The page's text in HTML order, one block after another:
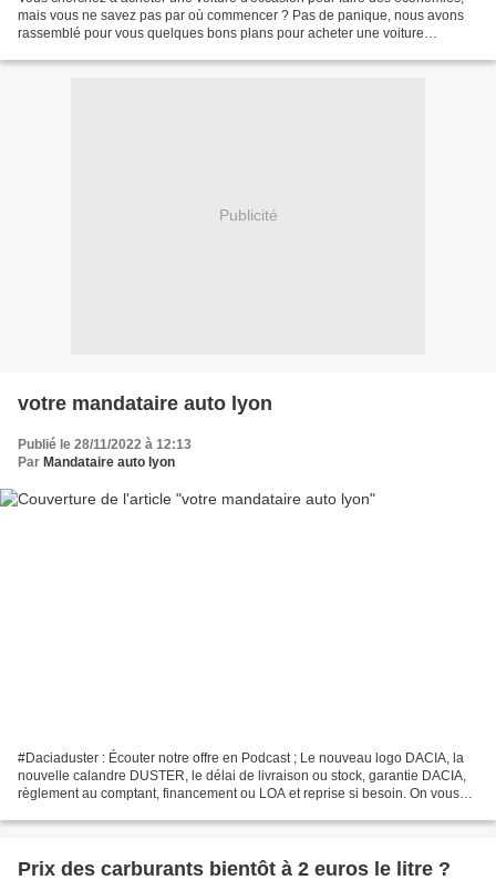
mais vous ne savez pas par où commencer ? Pas de panique, nous avons
rassemblé pour vous quelques bons plans pour acheter une voiture
Publicité
votre mandataire auto lyon
Publié le 28/11/2022 à 12:13
Par Mandataire auto lyon
#Daciaduster : Écouter notre offre en Podcast ; Le nouveau logo DACIA, la
nouvelle calandre DUSTER, le délai de livraison ou stock, garantie DACIA,
règlement au comptant, financement ou LOA et reprise si besoin. On vous
Prix des carburants bientôt à 2 euros le litre ?